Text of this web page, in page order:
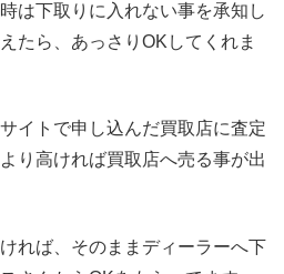
は下取りに入れない事を承知し
たら、あっさりOKしてくれま
イトで申し込んだ買取店に査定
り高ければ買取店へ売る事が出
れば、そのままディーラーへ下